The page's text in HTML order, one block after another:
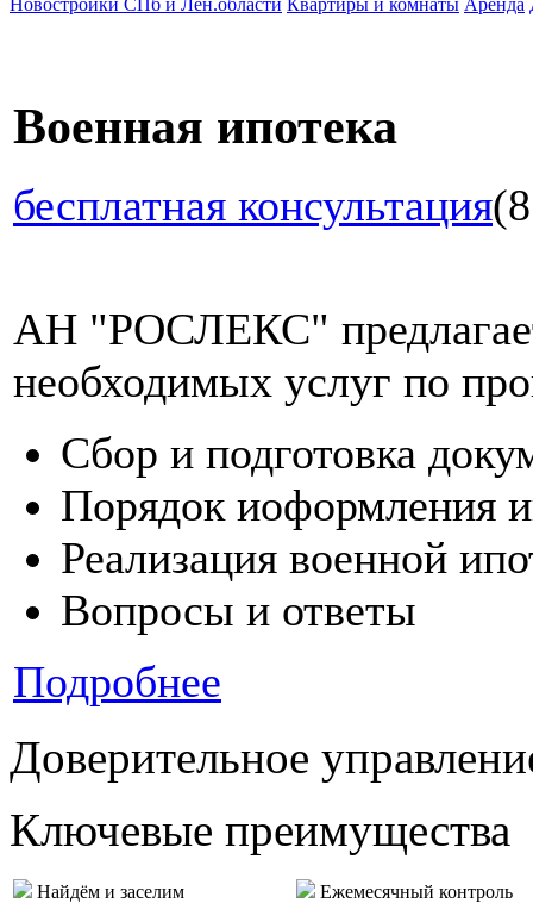
Военная ипотека
бесплатная консультация
АН "РОСЛЕКС"
необходимых услуг по
Сбор и подготовка
Порядок иоформления
Реализация военной
Вопросы и ответы
Подробнее
Доверительное
Ключевые преимущества
Найдём и заселим
Ежемесячный контроль